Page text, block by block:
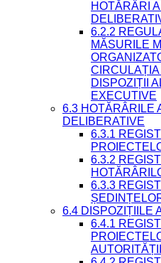
HOTĂRÂRI
6.2.2
MĂSURILE
DISPOZIȚII
EXECUTIVE
6.3 HOTĂRÂRILE
DELIBERATIVE
6.3.1
6.3.2
6.3.3
6.4 DISPOZIȚIILE
6.4.1